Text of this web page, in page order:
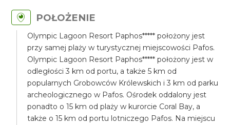
POŁOŻENIE
Olympic Lagoon Resort Paphos***** położony jest
przy samej plaży w turystycznej miejscowości Pafos.
Olympic Lagoon Resort Paphos***** położony jest w
odległości 3 km od portu, a także 5 km od
popularnych Grobowców Królewskich i 3 km od parku
archeologicznego w Pafos. Ośrodek oddalony jest
ponadto o 15 km od plaży w kurorcie Coral Bay, a
także o 15 km od portu lotniczego Pafos. Na miejscu